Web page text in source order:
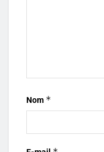
Nom *